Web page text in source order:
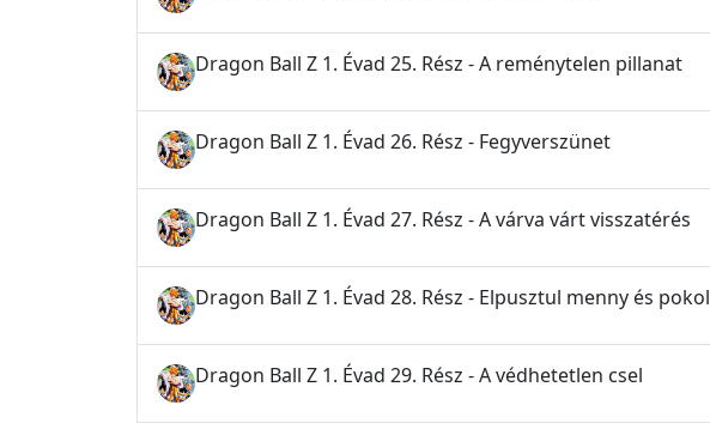
Dragon Ball Z 1. Évad 25. Rész - A reménytelen pillanat
Dragon Ball Z 1. Évad 26. Rész - Fegyverszünet
Dragon Ball Z 1. Évad 27. Rész - A várva várt visszatérés
Dragon Ball Z 1. Évad 28. Rész - Elpusztul menny és pokol
Dragon Ball Z 1. Évad 29. Rész - A védhetetlen csel